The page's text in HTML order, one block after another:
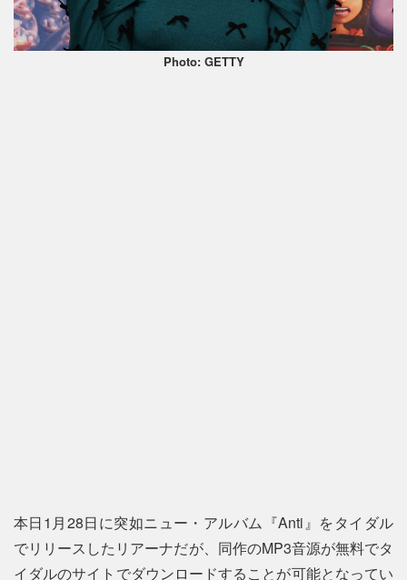
Photo: GETTY
本日1月28日に突如ニュー・アルバム『Anti』をタイダル
でリリースしたリアーナだが、同作のMP3音源が無料でタ
イダルのサイトでダウンロードすることが可能となってい